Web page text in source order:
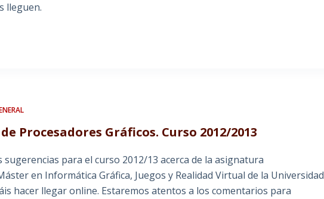
lleguen.
Procesadores Gráficos. Curso 2012/2013
para el curso 2012/13 acerca de la asignatura
en Informática Gráfica, Juegos y Realidad Virtual de la Universidad
hacer llegar online. Estaremos atentos a los comentarios para